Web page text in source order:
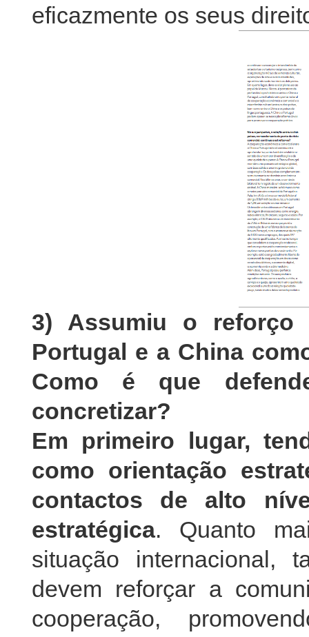
eficazmente os seus
3) Assumiu o reforço
Portugal e a China
Como é que
concretizar?
Em primeiro lugar,
como orientação
contactos de alto
estratégica. Quanto
situação internacional,
devem reforçar a
cooperação,